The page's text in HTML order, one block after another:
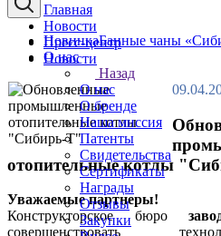
НовинкаБанные чаны
О нас
Назад
О нас
О бренде
Наша миссия
Патенты
Свидетельства
Сертификаты
Награды
Отзывы
Закупки
Главная
Новости
Пресс-центр
Новости
отопительные котлы
Уважаемые партнеры!
Конструкторское бюро
совершенствовать